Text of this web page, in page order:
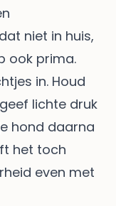
niet in huis,
ook prima.
in. Houd
lichte druk
hond daarna
het toch
even met